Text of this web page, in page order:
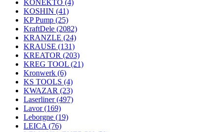
KONEKTO (4)
KOSHIN (41)
KP Pump (25)
KraftDele (2082)
KRANZLE (24)
KRAUSE (131)
KREATOR (203)
KREG TOOL (21)
Kronwerk (6)
KS TOOLS (4)
KWAZAR (23)
Laserliner(497)
Lavor(169)
Leborgne (19)
LEICA (76)